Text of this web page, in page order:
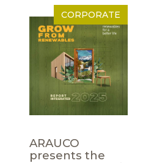
CORPORATE
ARAUCO
presents the